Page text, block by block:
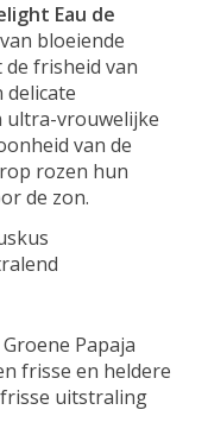
Eau de
bloeiende
frisheid van
delicate
ultra-vrouwelijke
van de
rozen hun
de zon.
Papaja
frisse en heldere
uitstraling